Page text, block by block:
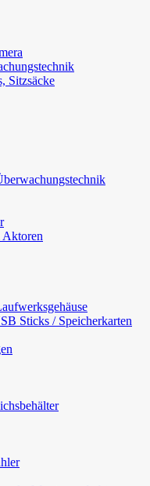
Sitzsäcke
Aktoren
Sticks / Speicherkarten